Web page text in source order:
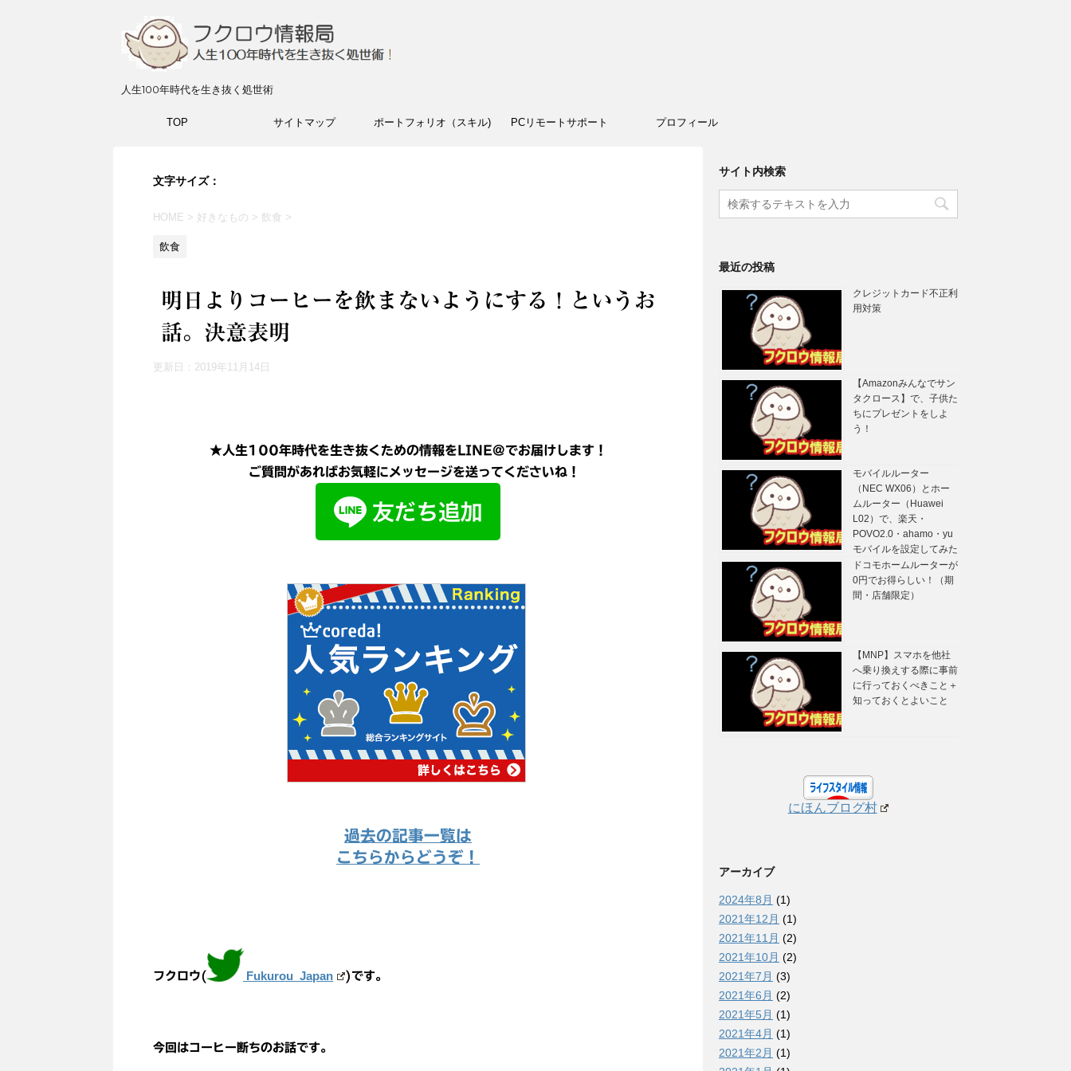
人生100年時代を生き抜く処世術
TOP サイトマップ ポートフォリオ（スキル) PCリモートサポート プロフィール
文字サイズ：
HOME > 好きなもの > 飲食 >
飲食
明日よりコーヒーを飲まないようにする！というお
話。決意表明
更新日： 2019年11月14日
★人生100年時代を生き抜くための情報をLINE@でお届けします！
ご質問があればお気軽にメッセージを送ってくださいね！
過去の記事一覧は
こちらからどうぞ！
フクロウ( Fukurou_Japan )です。
今回はコーヒー断ちのお話です。
サイト内検索
最近の投稿
クレジットカード不正利
用対策
【Amazonみんなでサン
タクロース】で、子供た
ちにプレゼントをしよ
う！
モバイルルーター
（NEC WX06）とホー
ムルーター（Huawei
L02）で、楽天・
POVO2.0・ahamo・yu
モバイルを設定してみた
ドコモホームルーターが
0円でお得らしい！（期
間・店舗限定）
【MNP】スマホを他社
へ乗り換えする際に事前
に行っておくべきこと＋
知っておくとよいこと
にほんブログ村
アーカイブ
2024年8月 (1)
2021年12月 (1)
2021年11月 (2)
2021年10月 (2)
2021年7月 (3)
2021年6月 (2)
2021年5月 (1)
2021年4月 (1)
2021年2月 (1)